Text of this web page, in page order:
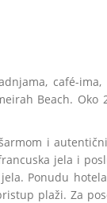
café-
Beach. Oko
i
jela i
Ponudu
plaži. Za